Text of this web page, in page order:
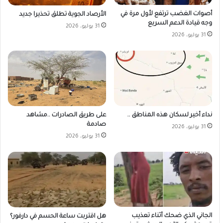
أصوات الغضب ترتفع لأول مرة في
وجه قيادة الدعم السريع
31 يوليو، 2026
الأرصاد الجوية تطلق تحذيرا جديد
31 يوليو، 2026
نداء أخير لسكان هذه المناطق ..
31 يوليو، 2026
على طريق الصادرات ..مشاهد
صادمة
31 يوليو، 2026
الجاني الذي ضحك أثناء تعذيب
هل اقتربت ساعة الحسم في دارفور؟